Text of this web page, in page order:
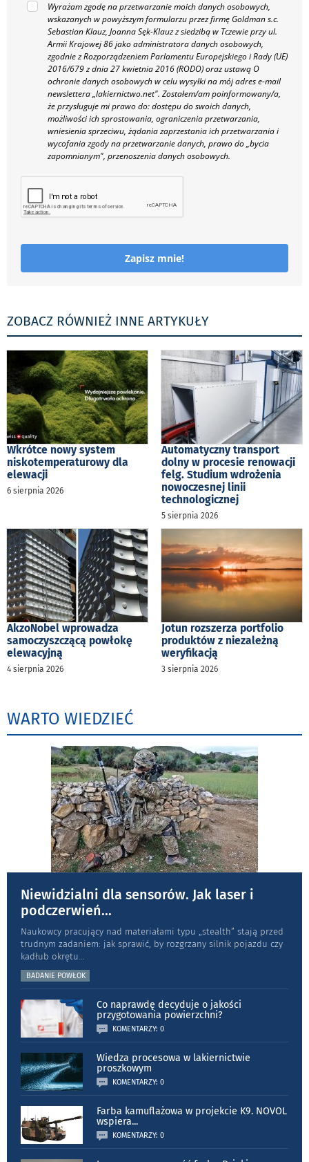
Wyrażam zgodę na przetwarzanie moich danych osobowych,
wskazanych w powyższym formularzu przez firmę Goldman s.c.
Sebastian Klauz, Joanna Sęk-Klauz z siedzibą w Tczewie przy ul.
Armii Krajowej 86 jako administratora danych osobowych,
zgodnie z Rozporządzeniem Parlamentu Europejskiego i Rady (UE)
2016/679 z dnia 27 kwietnia 2016 (RODO) oraz ustawą O
ochronie danych osobowych w celu wysyłki na mój adres e-mail
newslettera „lakiernictwo.net". Zostałem/am poinformowany/a,
że przysługuje mi prawo do: dostępu do swoich danych,
możliwości ich sprostowania, ograniczenia przetwarzania,
wniesienia sprzeciwu, żądania zaprzestania ich przetwarzania i
wycofania zgody na przetwarzanie danych, prawo do „bycia
zapomnianym", przenoszenia danych osobowych.
Zapisz mnie!
ZOBACZ RÓWNIEŻ INNE ARTYKUŁY
Wkrótce nowy system
niskotemperaturowy dla
elewacji
6 sierpnia 2026
Automatyczny transport
dolny w procesie renowacji
felg. Studium wdrożenia
nowoczesnej linii
technologicznej
5 sierpnia 2026
AkzoNobel wprowadza
samoczyszczącą powłokę
elewacyjną
4 sierpnia 2026
Jotun rozszerza portfolio
produktów z niezależną
weryfikacją
3 sierpnia 2026
WARTO WIEDZIEĆ
Niewidzialni dla sensorów. Jak laser i
podczerwień...
Naukowcy pracujący nad materiałami typu „stea­lth” stają przed
trudnym zadaniem: jak sprawić, by rozgrzany silnik pojazdu czy
kadłub okrętu...
BADANIE POWŁOK
Co naprawdę decyduje o jakości
przygotowania powierzchni?
KOMENTARZY: 0
Wiedza procesowa w lakiernictwie
proszkowym
KOMENTARZY: 0
Farba kamuflażowa w projekcie K9. NOVOL
wspiera...
KOMENTARZY: 0